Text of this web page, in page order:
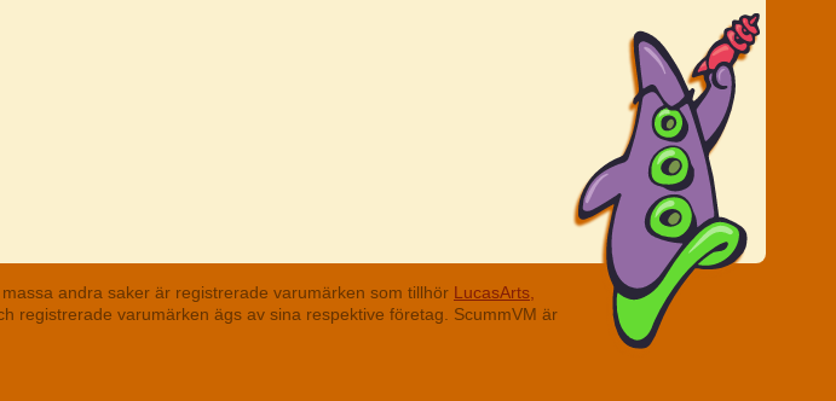
andra saker är registrerade varumärken som tillhör LucasArts,
registrerade varumärken ägs av sina respektive företag. ScummVM är